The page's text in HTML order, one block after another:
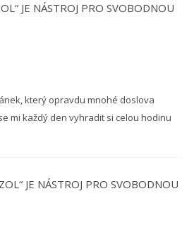
JE NÁSTROJ PRO SVOBODNOU
který opravdu mnohé doslova
mi každý den vyhradit si celou hodinu
JE NÁSTROJ PRO SVOBODNOU